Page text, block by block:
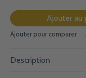
Ajouter au
Ajouter pour comparer
Description